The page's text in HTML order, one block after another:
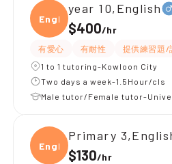
Engli
year 10,English
$400/hr
有愛心 有耐性 提供練習題/
1 to 1 tutoring-Kowloon City
Two days a week-1.5Hour/cls
Male tutor/Female tutor-
Engli
Primary
$130/hr